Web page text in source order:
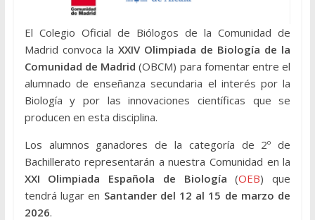
El Colegio Oficial de Biólogos de la Comunidad de
Madrid convoca la XXIV Olimpiada de Biología de la
Comunidad de Madrid (OBCM) para fomentar entre el
alumnado de enseñanza secundaria el interés por la
Biología y por las innovaciones científicas que se
producen en esta disciplina.
Los alumnos ganadores de la categoría de 2º de
Bachillerato representarán a nuestra Comunidad en la
XXI Olimpiada Española de Biología (OEB) que
tendrá lugar en Santander del 12 al 15 de marzo de
2026.